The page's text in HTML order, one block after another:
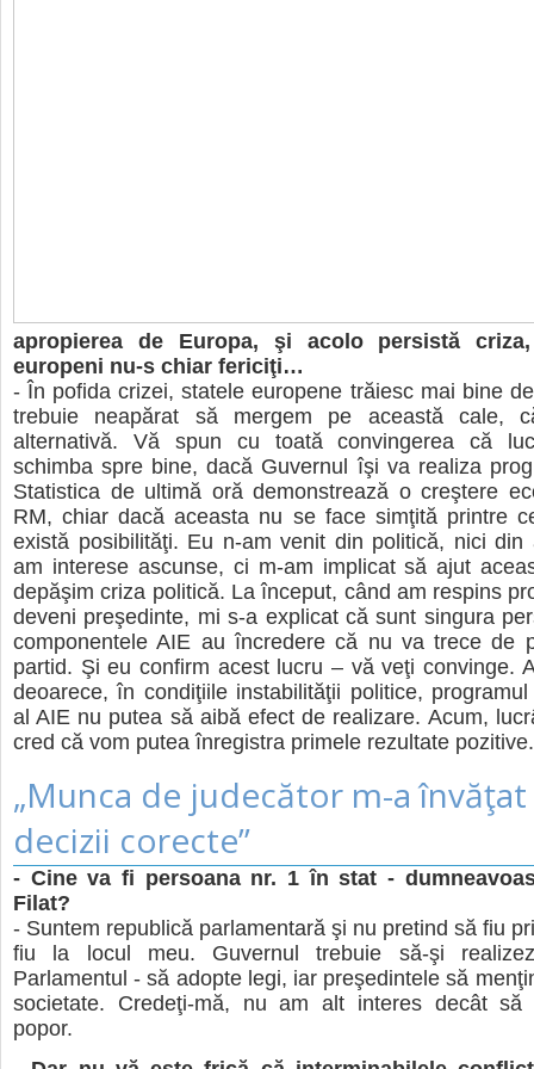
apropierea de Europa, şi acolo persistă
europeni nu-s chiar fericiţi…
- În pofida crizei, statele europene trăiesc mai bine
trebuie neapărat să mergem pe această cale,
alternativă. Vă spun cu toată convingerea că
schimba spre bine, dacă Guvernul îşi va realiza
Statistica de ultimă oră demonstrează o creştere
RM, chiar dacă aceasta nu se face simţită printre
există posibilităţi. Eu n-am venit din politică, nici din
am interese ascunse, ci m-am implicat să ajut
depăşim criza politică. La început, când am respins
deveni preşedinte, mi s-a explicat că sunt singura
componentele AIE au încredere că nu va trece de
partid. Şi eu confirm acest lucru – vă veţi convinge.
deoarece, în condiţiile instabilităţii politice,
al AIE nu putea să aibă efect de realizare. Acum,
cred că vom putea înregistra primele rezultate pozitive.
„Munca de judecător m-a învăţat
decizii corecte”
- Cine va fi persoana nr. 1 în stat -
Filat?
- Suntem republică parlamentară şi nu pretind să fiu
fiu la locul meu. Guvernul trebuie să-şi
Parlamentul - să adopte legi, iar preşedintele să
societate. Credeţi-mă, nu am alt interes decât să
popor.